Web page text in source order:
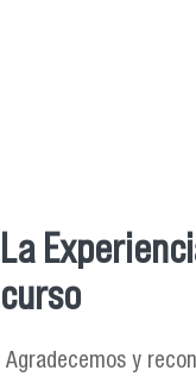
Se encuentra
La
curso
Agradecemos y